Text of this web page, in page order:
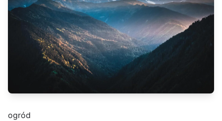
ogród